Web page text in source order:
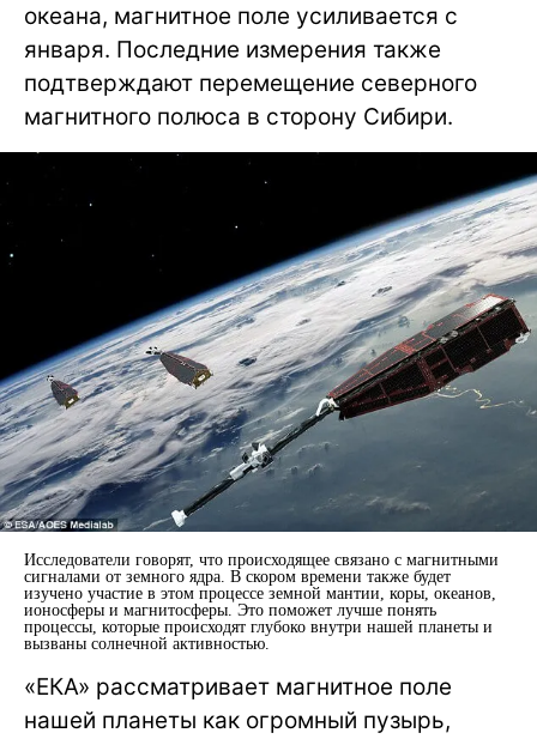
океана, магнитное поле усиливается с
января. Последние измерения также
подтверждают перемещение северного
магнитного полюса в сторону Сибири.
Исследователи говорят, что происходящее связано с магнитными
сигналами от земного ядра. В скором времени также будет
изучено участие в этом процессе земной мантии, коры, океанов,
ионосферы и магнитосферы. Это поможет лучше понять
процессы, которые происходят глубоко внутри нашей планеты и
вызваны солнечной активностью.
«ЕКА» рассматривает магнитное поле
нашей планеты как огромный пузырь,